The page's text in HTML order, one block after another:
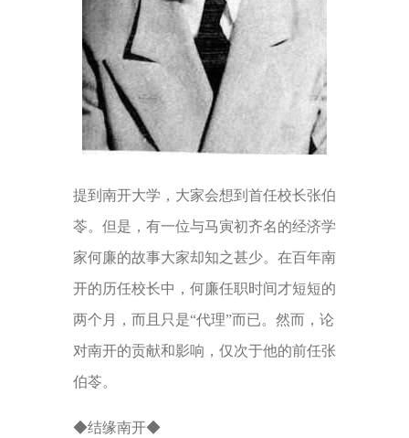
提到南开大学，大家会想到首任校长张伯
苓。但是，有一位与马寅初齐名的经济学
家何廉的故事大家却知之甚少。在百年南
开的历任校长中，何廉任职时间才短短的
两个月，而且只是“代理”而已。然而，论
对南开的贡献和影响，仅次于他的前任张
伯苓。
◆结缘南开◆